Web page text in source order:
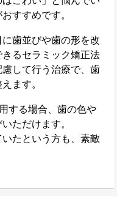
すすめです。
歯並びや歯の形を改
るセラミック矯正法
して行う治療で、歯
ます。
する場合、歯の色や
ただけます。
たという方も、素敵